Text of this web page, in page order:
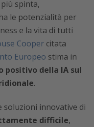
spinta,
le potenzialità per
e la vita di tutti
Cooper citata
Europeo stima in
positivo della IA sul
.
soluzioni innovative di
difficile,